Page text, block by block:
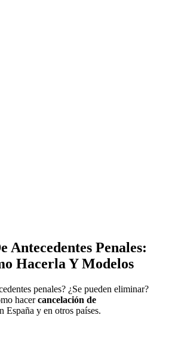
Antecedentes Penales:
Hacerla Y Modelos
penales? ¿Se pueden eliminar?
hacercancelación de
España y en otros países.